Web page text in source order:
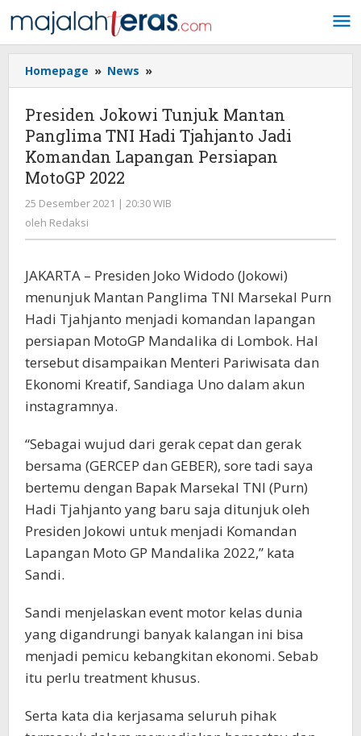
ke
konten
Homepage » News »
Jokowi
Tunjuk
Mantan
Panglima
TNI
Jadi
Lapangan
MotoGP
2022
Presiden Jokowi Tunjuk Mantan
Panglima TNI Hadi Tjahjanto Jadi
Komandan Lapangan Persiapan
MotoGP 2022
25 Desember 2021 | 20:30 WIB
oleh Redaksi
JAKARTA – Presiden Joko Widodo (Jokowi)
menunjuk Mantan Panglima TNI Marsekal Purn
Hadi Tjahjanto menjadi komandan lapangan
persiapan MotoGP Mandalika di Lombok. Hal
tersebut disampaikan Menteri Pariwisata dan
Ekonomi Kreatif, Sandiaga Uno dalam akun
instagramnya.
“Sebagai wujud dari gerak cepat dan gerak
bersama (GERCEP dan GEBER), sore tadi saya
bertemu dengan Bapak Marsekal TNI (Purn)
Hadi Tjahjanto yang baru saja ditunjuk oleh
Presiden Jokowi untuk menjadi Komandan
Lapangan Moto GP Mandalika 2022,” kata
Sandi.
Sandi menjelaskan event motor kelas dunia
yang digandrungi banyak kalangan ini bisa
menjadi pemicu kebangkitan ekonomi. Sebab
itu perlu treatment khusus.
Serta kata dia kerjasama seluruh pihak